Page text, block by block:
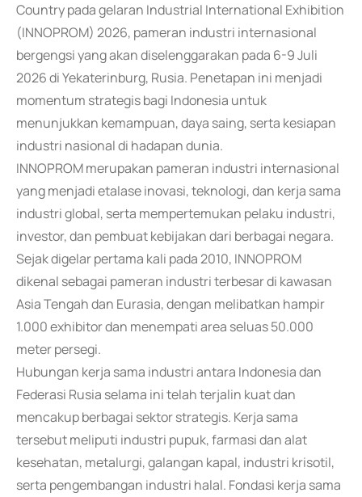
Country pada gelaran Industrial International Exhibition
(INNOPROM) 2026, pameran industri internasional
bergengsi yang akan diselenggarakan pada 6-9 Juli
2026 di Yekaterinburg, Rusia. Penetapan ini menjadi
momentum strategis bagi Indonesia untuk
menunjukkan kemampuan, daya saing, serta kesiapan
industri nasional di hadapan dunia.
INNOPROM merupakan pameran industri internasional
yang menjadi etalase inovasi, teknologi, dan kerja sama
industri global, serta mempertemukan pelaku industri,
investor, dan pembuat kebijakan dari berbagai negara.
Sejak digelar pertama kali pada 2010, INNOPROM
dikenal sebagai pameran industri terbesar di kawasan
Asia Tengah dan Eurasia, dengan melibatkan hampir
1.000 exhibitor dan menempati area seluas 50.000
meter persegi.
Hubungan kerja sama industri antara Indonesia dan
Federasi Rusia selama ini telah terjalin kuat dan
mencakup berbagai sektor strategis. Kerja sama
tersebut meliputi industri pupuk, farmasi dan alat
kesehatan, metalurgi, galangan kapal, industri krisotil,
serta pengembangan industri halal. Fondasi kerja sama